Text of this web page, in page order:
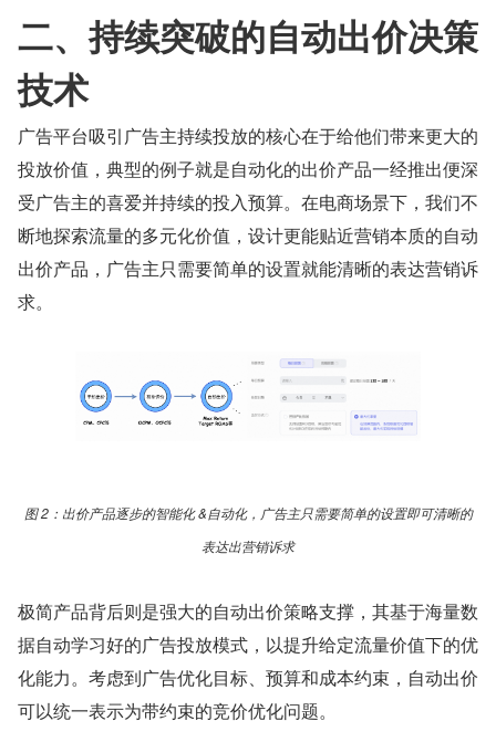
二、持续突破的自动出价决策
技术
广告平台吸引广告主持续投放的核心在于给他们带来更大的
投放价值，典型的例子就是自动化的出价产品一经推出便深
受广告主的喜爱并持续的投入预算。在电商场景下，我们不
断地探索流量的多元化价值，设计更能贴近营销本质的自动
出价产品，广告主只需要简单的设置就能清晰的表达营销诉
求。
图 2：出价产品逐步的智能化 &自动化，广告主只需要简单的设置即可清晰的
表达出营销诉求
极简产品背后则是强大的自动出价策略支撑，其基于海量数
据自动学习好的广告投放模式，以提升给定流量价值下的优
化能力。考虑到广告优化目标、预算和成本约束，自动出价
可以统一表示为带约束的竞价优化问题。